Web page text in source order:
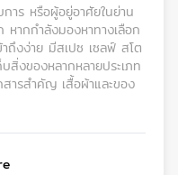
าร หรือผู้อยู่อาศัยในย่าน
ากกำลังมองหาทางเลือก
าถึงง่าย มีสเปซ เซลฟ์ สโต
สิ่งของหลากหลายประเภท
สารสำคัญ เสื้อผ้าและของ